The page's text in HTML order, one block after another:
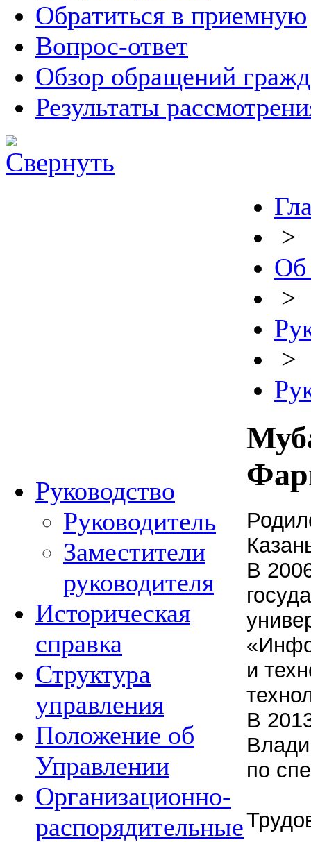
Обратиться в приемную
Вопрос-ответ
Обзор обращений
Результаты
Руководство
Руководитель
Заместители
руководителя
Историческая
справка
Структура
управления
Положение об
Управлении
Организационно-
распорядительные
>
Об
>
>
В
и
В
по